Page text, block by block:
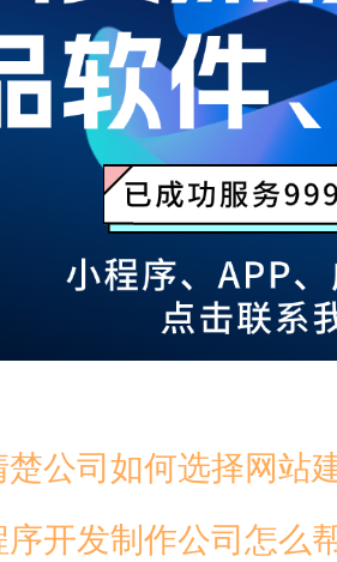
楚公司如何选择网站
序开发制作公司怎么